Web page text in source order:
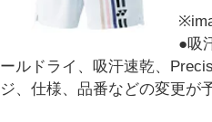
●吸
ールドライ、吸汗速乾、
ジ、仕様、品番などの変更が